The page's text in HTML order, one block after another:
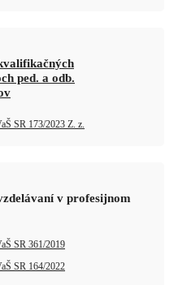
ped. a odb.
SR 173/2023 Z. z.
v profesijnom
SR 361/2019
SR 164/2022